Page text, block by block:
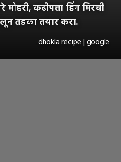
कढीपत्ता हिंग मिरची
तडका तयार करा.
dhokla recipe | google